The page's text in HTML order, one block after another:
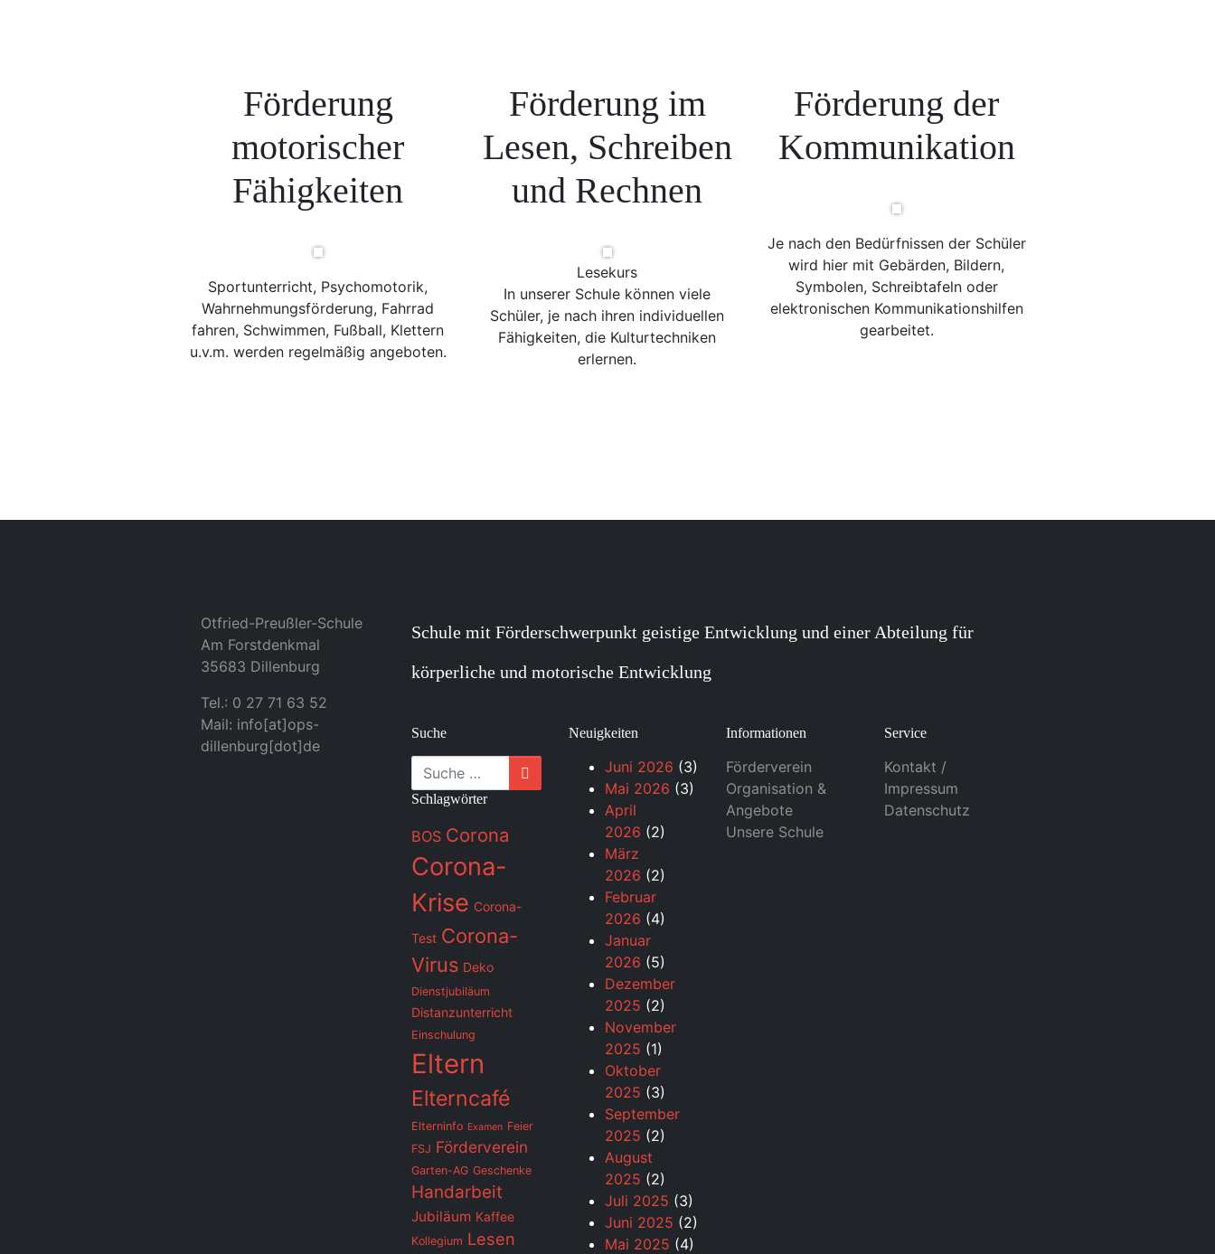
Förderung
motorischer
Fähigkeiten
Sportunterricht, Psychomotorik,
Wahrnehmungsförderung, Fahrrad
fahren, Schwimmen, Fußball, Klettern
u.v.m. werden regelmäßig angeboten.
Förderung im
Lesen, Schreiben
und Rechnen
Lesekurs
In unserer Schule können viele
Schüler, je nach ihren individuellen
Fähigkeiten, die Kulturtechniken
erlernen.
Förderung der
Kommunikation
Je nach den Bedürfnissen der Schüler
wird hier mit Gebärden, Bildern,
Symbolen, Schreibtafeln oder
elektronischen Kommunikationshilfen
gearbeitet.
Otfried-Preußler-Schule
Am Forstdenkmal
35683 Dillenburg
Tel.: 0 27 71 63 52
Mail: info[at]ops-
dillenburg[dot]de
Schule mit Förderschwerpunkt geistige Entwicklung und einer Abteilung für
körperliche und motorische Entwicklung
Suche
Suche
Schlagwörter
BOS Corona
Corona-
Krise Corona-
Test Corona-
Virus Deko
Dienstjubiläum
Distanzunterricht
Einschulung
Eltern
Elterncafé
Elterninfo Examen Feier
FSJ Förderverein
Garten-AG Geschenke
Handarbeit
Jubiläum Kaffee
Kollegium Lesen
Neuigkeiten
Juni 2026 (3)
Mai 2026 (3)
April
2026 (2)
März
2026 (2)
Februar
2026 (4)
Januar
2026 (5)
Dezember
2025 (2)
November
2025 (1)
Oktober
2025 (3)
September
2025 (2)
August
2025 (2)
Juli 2025 (3)
Juni 2025 (2)
Mai 2025 (4)
Informationen
Förderverein
Organisation &
Angebote
Unsere Schule
Service
Kontakt /
Impressum
Datenschutz